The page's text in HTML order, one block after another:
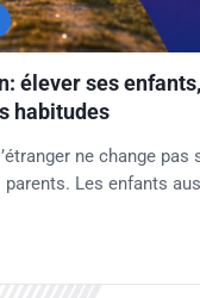
élever ses
habitudes
ne change pas
Les enfants